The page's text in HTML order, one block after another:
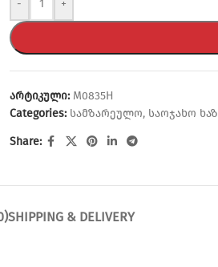
- +
არტიკული: M0835H
Categories: სამზარეულო, საოჯახო
Share:
SHIPPING & DELIVERY